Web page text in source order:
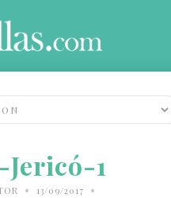
1
• 13/09/2017 •